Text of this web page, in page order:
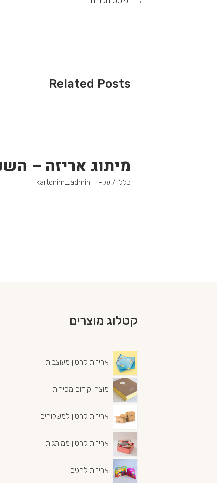
Related Posts
מיתוג אריזה –
כללי / על-ידי kartonim_admin
קטלוג מוצרים
אריזות קרטון מעוצבות
מוצרי קידום מכירות
אריזות קרטון למשלוחים
אריזות קרטון ממותגות
אריזות לחגים